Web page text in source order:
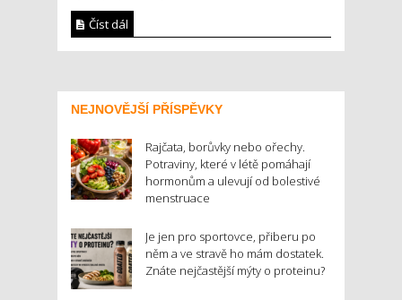
Číst dál
NEJNOVĚJŠÍ PŘÍSPĚVKY
Rajčata, borůvky nebo ořechy.
Potraviny, které v létě pomáhají
hormonům a ulevují od bolestivé
menstruace
Je jen pro sportovce, přiberu po
něm a ve stravě ho mám dostatek.
Znáte nejčastější mýty o proteinu?